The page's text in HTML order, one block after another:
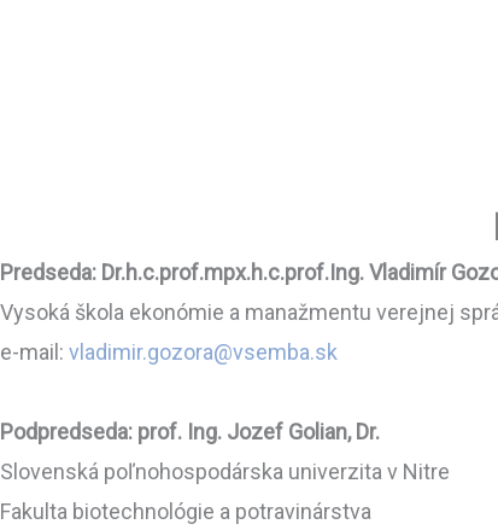
Predseda: Dr.h.c.prof.mpx.h.c.prof.Ing. Vladimír
Vysoká škola ekonómie a manažmentu verejnej
e-mail: vladimir.gozora@vsemba.sk
Podpredseda: prof. Ing. Jozef Golian, Dr.
Slovenská poľnohospodárska univerzita v Nitre
Fakulta biotechnológie a potravinárstva